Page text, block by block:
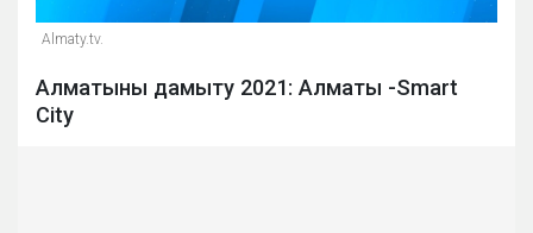
Almaty.tv.
Алматыны дамыту 2021: Алматы -Smart
City